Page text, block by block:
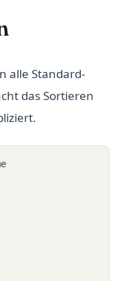
alle Standard-
das Sortieren